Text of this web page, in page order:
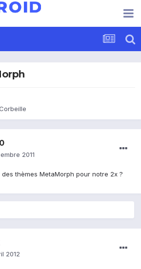
2011
thèmes MetaMorph pour notre 2x ?
2012